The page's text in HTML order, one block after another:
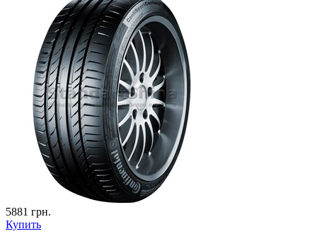
5881 грн.
Купить